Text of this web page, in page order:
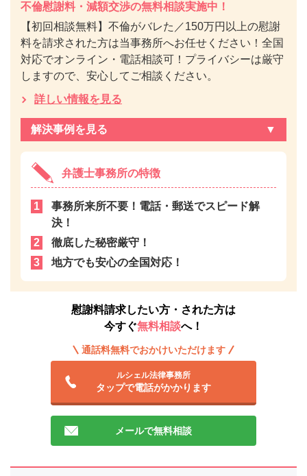
不倫慰謝料・減額交渉の無料相談実施中！
【初回相談無料】不倫がバレた／150万円以上の慰謝
料を請求された方は当事務所へお任せください！全国
対応でオンライン・電話相談可！プライバシーは厳守
しますので、安心してご相談ください。
詳しい情報を見る
解決事例を見る
弁護士事務所の特徴
事務所来所不要！電話・郵送でスピード解
決！
徹底した秘密厳守！
地方でも安心の全国対応！
慰謝料請求したい方・された方は
今すぐ無料相談へ！
通話料無料でおかけいただけます
ルシェル法律事務所
タップで電話がかかります
メールで無料相談